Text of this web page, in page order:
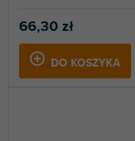
66,30 zł
DO KOSZYKA